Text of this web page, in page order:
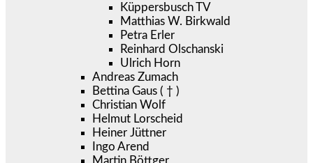
Küppersbusch TV
Matthias W. Birkwald
Petra Erler
Reinhard Olschanski
Ulrich Horn
Andreas Zumach
Bettina Gaus ( † )
Christian Wolf
Helmut Lorscheid
Heiner Jüttner
Ingo Arend
Martin Böttger